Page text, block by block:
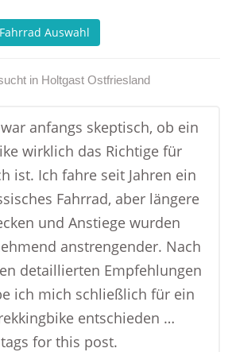
Auswahl
in Holtgast Ostfriesland
anfangs skeptisch, ob ein
wirklich das Richtige für
ist. Ich fahre seit Jahren ein
Fahrrad, aber längere
und Anstiege wurden
anstrengender. Nach
detaillierten Empfehlungen
ich mich schließlich für ein
entschieden …
for this post.